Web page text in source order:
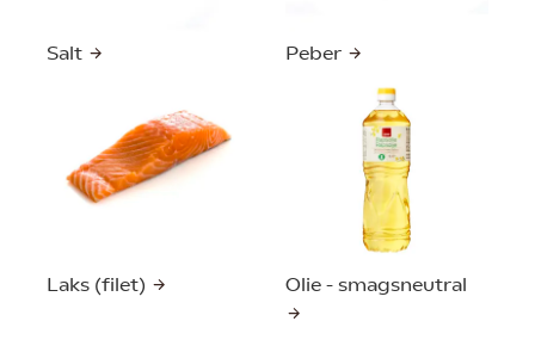
Salt Peber
Laks (filet) Olie - smagsneutral